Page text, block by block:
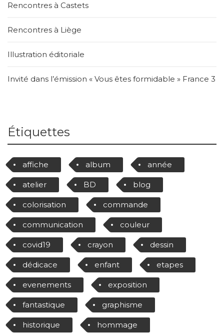
Rencontres à Castets
Rencontres à Liège
Illustration éditoriale
Invité dans l’émission « Vous êtes formidable » France 3
Étiquettes
affiche album année
atelier BD blog
colorisation commande
communication couleur
covid19 crayon dessin
dédicace enfant etapes
evenements exposition
fantastique graphisme
historique hommage